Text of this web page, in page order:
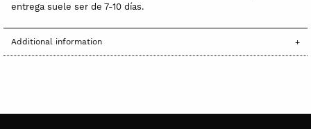
entrega suele ser de 7-10 días.
Additional information